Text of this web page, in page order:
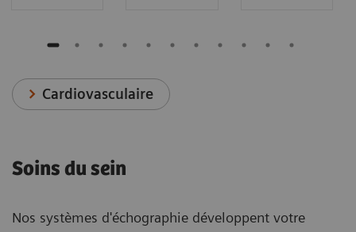
Cardiovasculaire
Soins du sein
Nos systèmes d'échographie développent votre